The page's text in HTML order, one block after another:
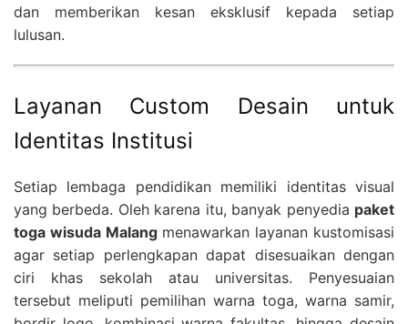
dan memberikan kesan eksklusif kepada setiap
lulusan.
Layanan Custom Desain untuk
Identitas Institusi
Setiap lembaga pendidikan memiliki identitas visual
yang berbeda. Oleh karena itu, banyak penyedia paket
toga wisuda Malangmenawarkan layanan kustomisasi
agar setiap perlengkapan dapat disesuaikan dengan
ciri khas sekolah atau universitas. Penyesuaian
tersebut meliputi pemilihan warna toga, warna samir,